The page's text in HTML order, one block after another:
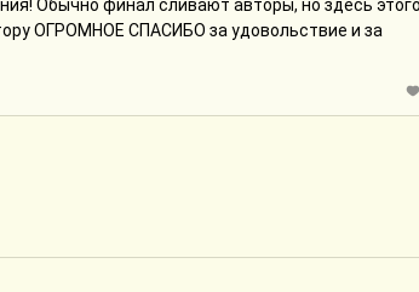
Обычно финал сливают авторы, но здесь
ОГРОМНОЕ СПАСИБО за удовольствие и за